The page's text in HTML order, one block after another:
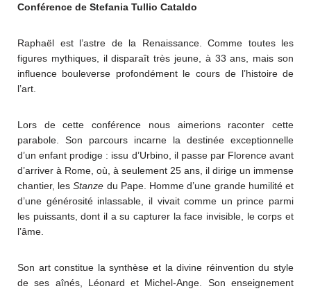
Conférence de Stefania Tullio Cataldo
Raphaël est l’astre de la Renaissance. Comme toutes les
figures mythiques, il disparaît très jeune, à 33 ans, mais son
influence bouleverse profondément le cours de l’histoire de
l’art.
Lors de cette conférence nous aimerions raconter cette
parabole. Son parcours incarne la destinée exceptionnelle
d’un enfant prodige : issu d’Urbino, il passe par Florence avant
d’arriver à Rome, où, à seulement 25 ans, il dirige un immense
chantier, lesStanze du Pape. Homme d’une grande humilité et
d’une générosité inlassable, il vivait comme un prince parmi
les puissants, dont il a su capturer la face invisible, le corps et
l’âme.
Son art constitue la synthèse et la divine réinvention du style
de ses aînés, Léonard et Michel-Ange. Son enseignement